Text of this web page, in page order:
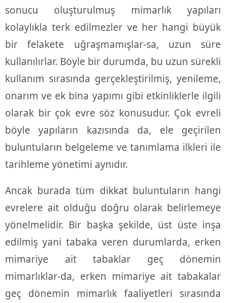
sonucu oluşturulmuş mimarlık yapıları
kolaylıkla terk edilmezler ve her hangi büyük
bir felakete uğraşmamışlar-sa, uzun süre
kullanılırlar. Böyle bir durumda, bu uzun sürekli
kullanım sırasında gerçekleştirilmiş, yenileme,
onarım ve ek bina yapımı gibi etkinliklerle ilgili
olarak bir çok evre söz konusudur. Çok evreli
böyle yapıların kazısında da, ele geçirilen
buluntuların belgeleme ve tanımlama ilkleri ile
tarihleme yönetimi aynıdır.
Ancak burada tüm dikkat buluntuların hangi
evrelere ait olduğu doğru olarak belirlemeye
yönelmelidir. Bir başka şekilde, üst üste inşa
edilmiş yani tabaka veren durumlarda, erken
mimariye ait tabaklar geç dönemin
mimarlıklar-da, erken mimariye ait tabakalar
geç dönemin mimarlık faaliyetleri sırasında